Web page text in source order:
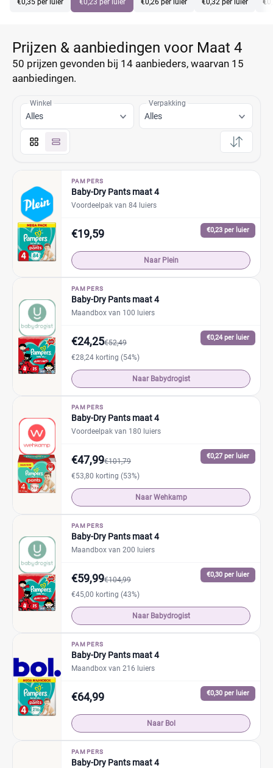
Prijzen & aanbiedingen voor Maat 4
50 prijzen gevonden bij 14 aanbieders, waarvan 15
aanbiedingen.
Winkel
Alles
Verpakking
Alles
PAMPERS
Baby-Dry Pants maat 4
Voordeelpak van 84 luiers
€0,23 per luier
€19,59
Naar Plein
PAMPERS
Baby-Dry Pants maat 4
Maandbox van 100 luiers
€0,24 per luier
€24,25€52,49
€28,24 korting (54%)
Naar Babydrogist
PAMPERS
Baby-Dry Pants maat 4
Voordeelpak van 180 luiers
€0,27 per luier
€47,99€101,79
€53,80 korting (53%)
Naar Wehkamp
PAMPERS
Baby-Dry Pants maat 4
Maandbox van 200 luiers
€0,30 per luier
€59,99€104,99
€45,00 korting (43%)
Naar Babydrogist
PAMPERS
Baby-Dry Pants maat 4
Maandbox van 216 luiers
€0,30 per luier
€64,99
Naar Bol
PAMPERS
Baby-Dry Pants maat 4